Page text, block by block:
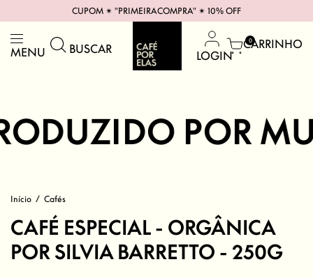
CUPOM ✴︎ "PRIMEIRACOMPRA" ✴︎ 10% OFF
MENU BUSCAR LOGIN
CARRINHO
0
POR
Início / Cafés
CAFÉ ESPECIAL - ORGÂNICA
POR SILVIA BARRETTO - 250G